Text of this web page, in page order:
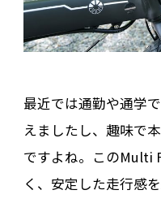
最近では通勤や通学
えましたし、趣味で
ですよね。このMulti
く、安定した走行感